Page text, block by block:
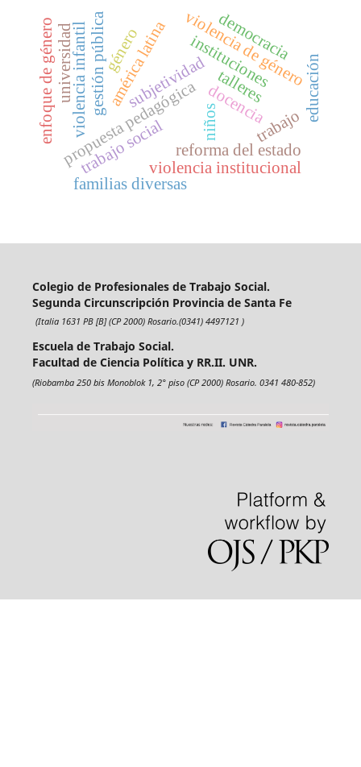
talleres
trabajo social
propuesta pedagógica
instituciones
américa latina
reforma del estado
gestión pública
violencia institucional
violencia de género
violencia infantil
universidad educación
docencia
enfoque de género democracia
subjetividad
familias diversas
género
niños trabajo
Colegio de Profesionales de Trabajo Social.
Segunda Circunscripción Provincia de Santa Fe
(Italia 1631 PB [B] (CP 2000) Rosario.(0341) 4497121 )
Escuela de Trabajo Social.
Facultad de Ciencia Política y RR.II. UNR.
(Riobamba 250 bis Monoblok 1, 2° piso (CP 2000) Rosario. 0341 480-852)